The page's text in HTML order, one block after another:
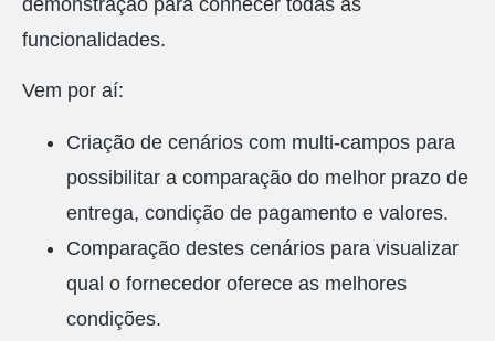
funcionalidades.
Vem por aí:
Criação de cenários com multi-campos para
possibilitar a comparação do melhor prazo de
entrega, condição de pagamento e valores.
Comparação destes cenários para visualizar
qual o fornecedor oferece as melhores
condições.